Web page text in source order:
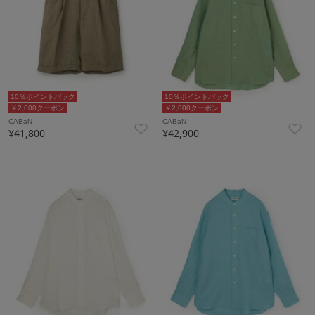
￥2,000クーポン
10％ポイントバック
CABaN
¥41,800
￥2,000クーポン
10％ポイントバック
CABaN
¥42,900